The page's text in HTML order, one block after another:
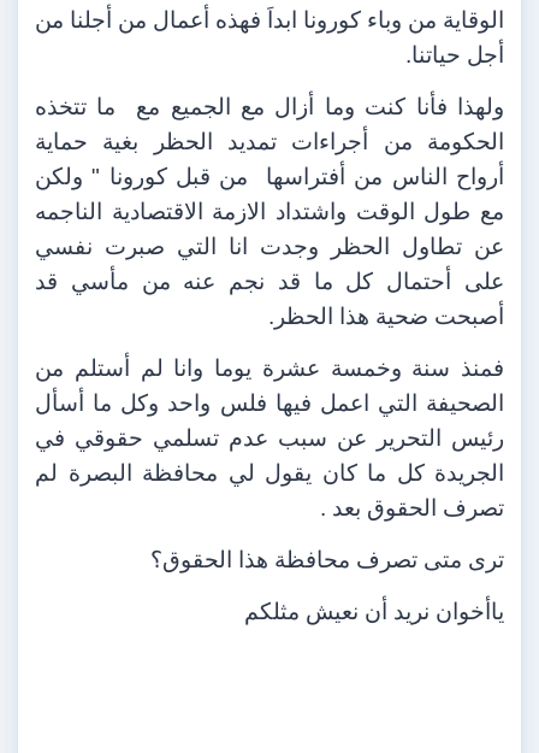
الوقاية من وباء كورونا ابداَ فهذه أعمال من أجلنا من
أجل حياتنا.
ولهذا فأنا كنت وما أزال مع الجميع مع
ما تتخذه
الحكومة من أجراءات تمديد الحظر بغية حماية
أرواح الناس من أفتراسها
من قبل كورونا " ولكن
مع طول الوقت واشتداد الازمة الاقتصادية الناجمه
عن تطاول الحظر وجدت انا التي صبرت نفسي
على أحتمال كل ما قد نجم عنه من مأسي قد
أصبحت ضحية هذا الحظر.
فمنذ سنة وخمسة عشرة يوما وانا لم أستلم من
الصحيفة التي اعمل فيها فلس واحد وكل ما أسأل
رئيس التحرير عن سبب عدم تسلمي حقوقي في
الجريدة كل ما كان يقول لي محافظة البصرة لم
تصرف الحقوق بعد .
ترى متى تصرف محافظة هذا الحقوق؟
ياأخوان نريد أن نعيش مثلكم